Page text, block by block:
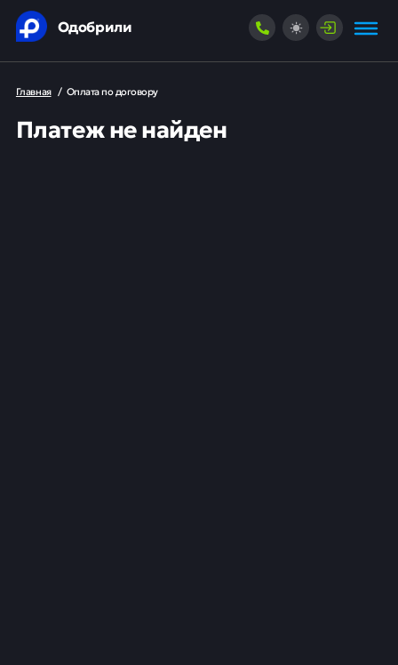
Одобрили
Главная / Оплата по договору
Платеж не найден